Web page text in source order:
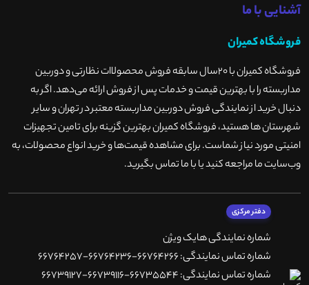
آشنایی با ما
فروشگاه کمیران
فروشگاه کمیران با ۲۰سال سابقه فروش محصولاات نظارتی و دوربین
مداربسته را با بهترین قیمت و خدمات پس از فروش ارائه می‌دهد. اگر به
دنبال خرید از نمایندگی فروش دوربین مداربسته معتبر در تهران و سایر
شهرستان ها هستید، فروشگاه کمیران بهترین گزینه برای تامین تجهیزات
امنیتی مورد نیاز شماست. برای مشاهده قیمت‌ها و خرید انواع محصولات، به
وب‌سایت ما مراجعه کنید یا با ما تماس بگیرید.
دفتر مرکزی
شماره نمایندگی هایک ویژن
شماره تماس نمایندگی: 66764266-66764236-66764257
شماره تماس نمایندگی: 66735544-66739116-66739127